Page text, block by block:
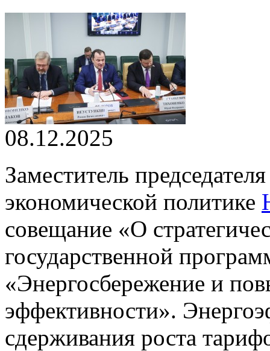
08.12.2025
Заместитель
экономической политике
совещание «О
государственной
«Энергосбережение и
эффективности».
сдерживания роста